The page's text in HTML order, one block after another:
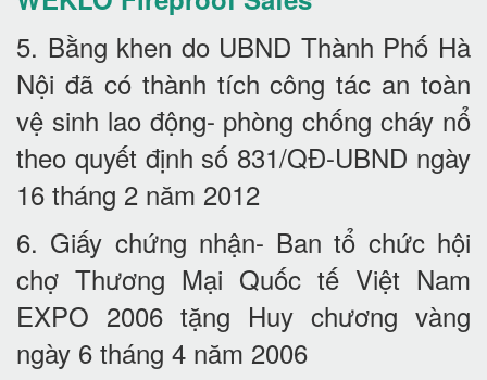
5. Bằng khen do UBND Thành Phố Hà
Nội đã có thành tích công tác an toàn
vệ sinh lao động- phòng chống cháy nổ
theo quyết định số 831/QĐ-UBND ngày
16 tháng 2 năm 2012
6. Giấy chứng nhận- Ban tổ chức hội
chợ Thương Mại Quốc tế Việt Nam
EXPO 2006 tặng Huy chương vàng
ngày 6 tháng 4 năm 2006